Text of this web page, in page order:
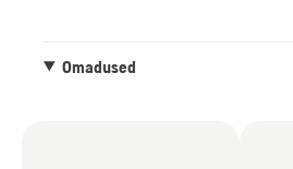
Omadused